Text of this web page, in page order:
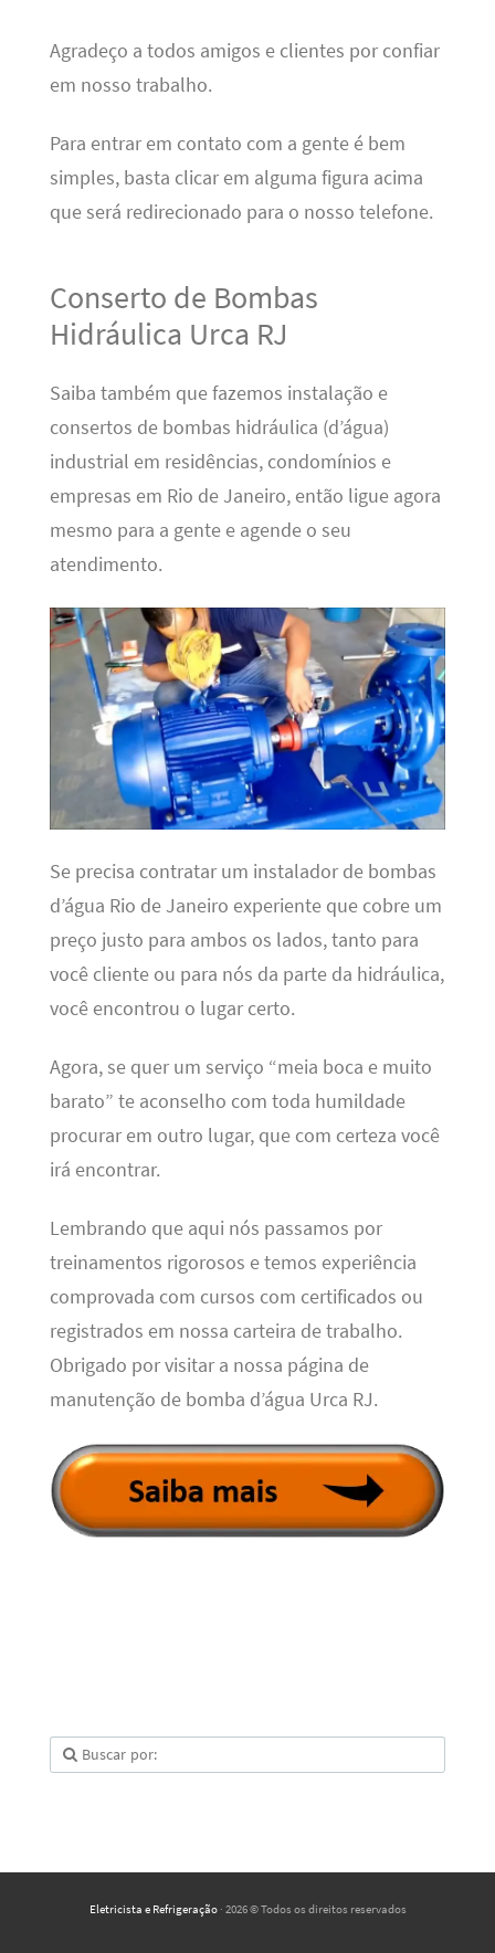
Agradeço a todos amigos e clientes por confiar
em nosso trabalho.
Para entrar em contato com a gente é bem
simples, basta clicar em alguma figura acima
que será redirecionado para o nosso telefone.
Conserto de Bombas
Hidráulica Urca RJ
Saiba também que fazemos instalação e
consertos de bombas hidráulica (d’água)
industrial em residências, condomínios e
empresas em Rio de Janeiro, então ligue agora
mesmo para a gente e agende o seu
atendimento.
Se precisa contratar um instalador de bombas
d’água Rio de Janeiro experiente que cobre um
preço justo para ambos os lados, tanto para
você cliente ou para nós da parte da hidráulica,
você encontrou o lugar certo.
Agora, se quer um serviço “meia boca e muito
barato” te aconselho com toda humildade
procurar em outro lugar, que com certeza você
irá encontrar.
Lembrando que aqui nós passamos por
treinamentos rigorosos e temos experiência
comprovada com cursos com certificados ou
registrados em nossa carteira de trabalho.
Obrigado por visitar a nossa página de
manutenção de bomba d’água Urca RJ.
Eletricista e Refrigeração· 2026 © Todos os direitos reservados